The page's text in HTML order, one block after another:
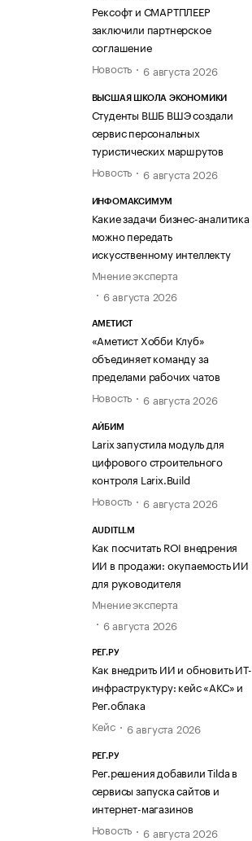
Рексофт и СМАРТПЛЕЕР
заключили партнерское
соглашение
Новость
6 августа 2026
ВЫСШАЯ ШКОЛА ЭКОНОМИКИ
Студенты ВШБ ВШЭ создали
сервис персональных
туристических маршрутов
Новость
6 августа 2026
ИНФОМАКСИМУМ
Какие задачи бизнес-аналитика
можно передать
искусственному интеллекту
Мнение эксперта
6 августа 2026
АМЕТИСТ
«Аметист Хобби Клуб»
объединяет команду за
пределами рабочих чатов
Новость
6 августа 2026
АЙБИМ
Larix запустила модуль для
цифрового строительного
контроля Larix.Build
Новость
6 августа 2026
AUDITLLM
Как посчитать ROI внедрения
ИИ в продажи: окупаемость ИИ
для руководителя
Мнение эксперта
6 августа 2026
РЕГ.РУ
Как внедрить ИИ и обновить ИТ-
инфраструктуру: кейс «АКС» и
Рег.облака
Кейс
6 августа 2026
РЕГ.РУ
Рег.решения добавили Tilda в
сервисы запуска сайтов и
интернет-магазинов
Новость
6 августа 2026